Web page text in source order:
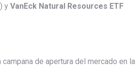
y VanEck Natural Resources ETF
de apertura del mercado en la